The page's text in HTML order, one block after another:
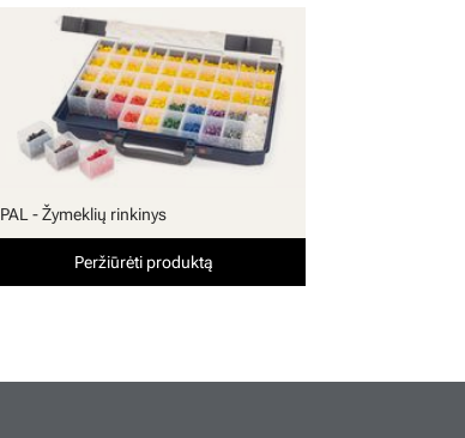
PAL - Žymeklių rinkinys
Peržiūrėti produktą